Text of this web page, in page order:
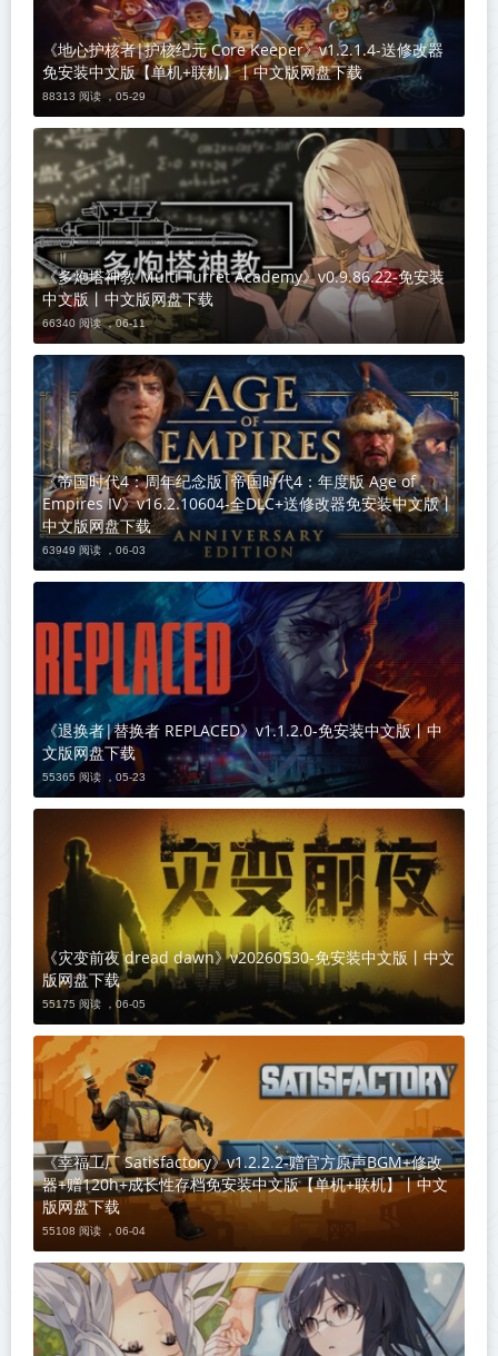
《地心护核者|护核纪元 Core Keeper》v1.2.1.4-送修改器
免安装中文版【单机+联机】丨中文版网盘下载
88313 阅读 ，05-29
《多炮塔神教 Multi Turret Academy》v0.9.86.22-免安装
中文版丨中文版网盘下载
66340 阅读 ，06-11
《帝国时代4：周年纪念版|帝国时代4：年度版 Age of
Empires IV》v16.2.10604-全DLC+送修改器免安装中文版丨
中文版网盘下载
63949 阅读 ， 06-03
《退换者|替换者 REPLACED》v1.1.2.0-免安装中文版丨中
文版网盘下载
55365 阅读 ， 05-23
《灾变前夜 dread dawn》v20260530-免安装中文版丨中文
版网盘下载
55175 阅读 ， 06-05
《幸福工厂 Satisfactory》v1.2.2.2-赠官方原声BGM+修改
器+赠120h+成长性存档免安装中文版【单机+联机】丨中文
版网盘下载
55108 阅读 ， 06-04